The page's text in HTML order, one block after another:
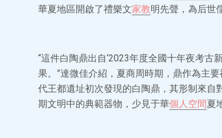
華夏地區開啟了禮樂文家教明先聲，為后世
“這件白陶鼎出自‘2023年度全國十年夜考古
果。”達微佳介紹，夏商周時期，鼎作為主
代王都遺址初次發現的白陶鼎，其形制來
期文明中的典範器物，少見于華個人空間夏